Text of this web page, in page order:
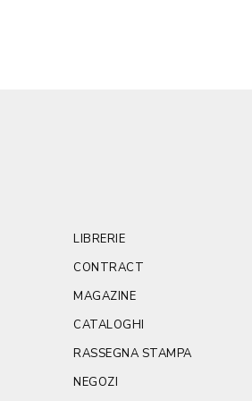
LIBRERIE
CONTRACT
MAGAZINE
CATALOGHI
RASSEGNA STAMPA
NEGOZI